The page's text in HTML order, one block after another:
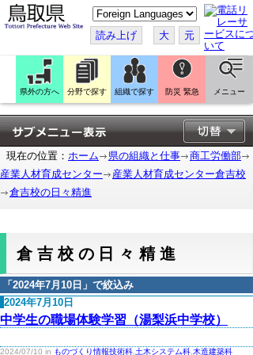
こ
の
ペ
ー
ジ
翻
訳
す
る
読み上げ 大 元
県外の方へ 分野で探す 組織で探す 防災 緊急 メニュー
現在の位置： ホーム 県の組織と仕事
商工労働部
産業人材育成センター
産業人材育成センター倉吉校
倉吉校の日々精進
倉吉校の日々精進
「 2024年7月10日 」で絞込み
2024年7月10日
中学生の職場体験学習（湯梨浜中学校）
2024/07/10 in ものづくり情報技術科 土木システム科 木造建築科